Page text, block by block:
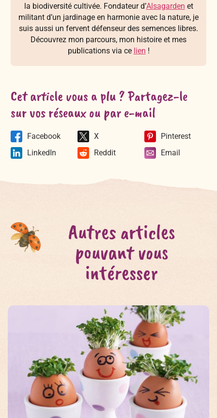
la biodiversité cultivée. Fondateur d’Alsagarden et
militant d’un jardinage en harmonie avec la nature, je
suis aussi un fervent défenseur des semences libres.
Découvrez mon parcours, mon histoire et mes
publications via ce lien !
Cet article vous a plu ? Partagez-le
sur vos réseaux ou par e-mail
Facebook X
Pinterest
LinkedIn
Reddit Email
Autres articles
pouvant vous
intéresser